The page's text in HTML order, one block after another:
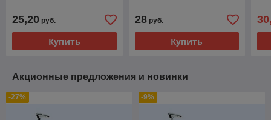
25,20 руб.
Купить
28руб.
Купить
Акционные предложения и новинки
-27% -9%